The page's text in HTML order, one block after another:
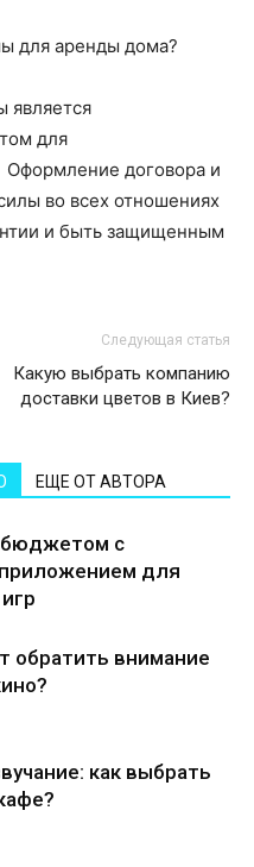
для аренды дома?
является
для
Оформление договора и
во всех отношениях
и быть защищенным
Следующая статья
Какую выбрать компанию
доставки цветов в Киев?
ЕЩЕ ОТ АВТОРА
бюджетом с
для
обратить внимание
как выбрать